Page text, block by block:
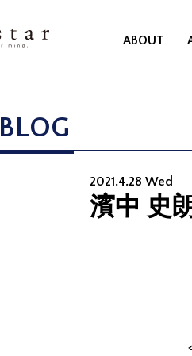
ABOUT
BLOG
2021.4.28 Wed
濱中 史